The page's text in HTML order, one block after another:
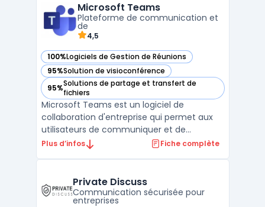
que des outils de présentation, un tableau
blanc, un partage ...
Microsoft Teams
Plateforme de communication et
de
4,5
100%Logiciels de Gestion de Réunions
— voir Microsoft Teams dans cette catégorie
95%Solution de visioconférence
— voir Microsoft Teams dans cette catégorie
95%Solutions de partage et transfert de
fichiers
— voir Microsoft Teams dans cette catégorie
Microsoft Teams est un logiciel de
collaboration d'entreprise qui permet aux
utilisateurs de communiquer et de
collaborer efficacement avec des équipes
communiquer via des chats, des appels
audio et des appels vidéo. Il offre égal ...
Plus d’infos Fiche complète
Private Discuss
Communication sécurisée pour
entreprises